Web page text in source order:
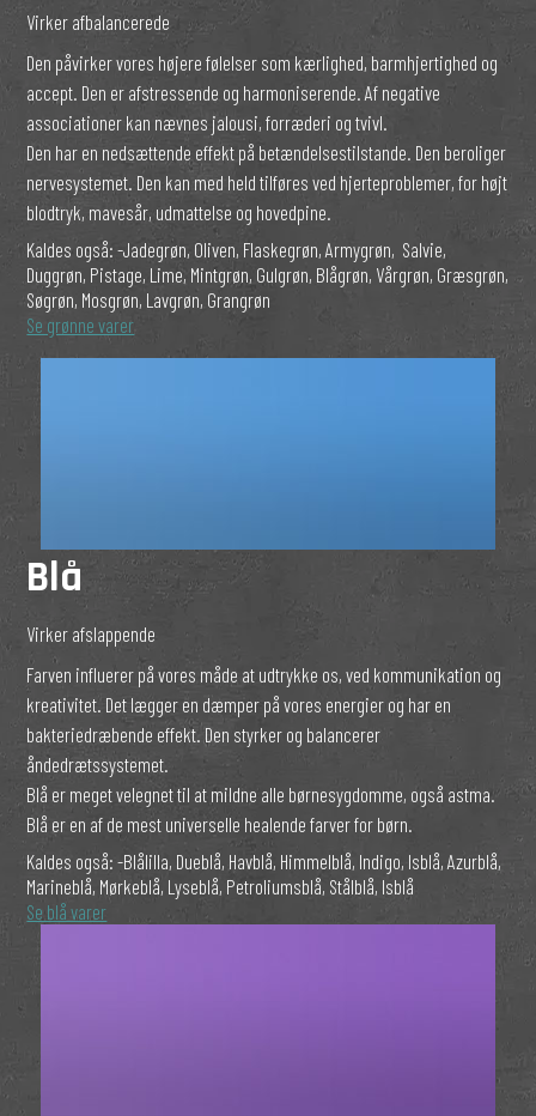
Virker afbalancerede
Den påvirker vores højere følelser som kærlighed, barmhjertighed og
accept. Den er afstressende og harmoniserende. Af negative
associationer kan nævnes jalousi, forræderi og tvivl.
Den har en nedsættende effekt på betændelsestilstande. Den beroliger
nervesystemet. Den kan med held tilføres ved hjerteproblemer, for højt
blodtryk, mavesår, udmattelse og hovedpine.
Kaldes også:-Jadegrøn, Oliven, Flaskegrøn, Armygrøn, Salvie,
Duggrøn, Pistage, Lime, Mintgrøn, Gulgrøn, Blågrøn, Vårgrøn, Græsgrøn,
Søgrøn, Mosgrøn, Lavgrøn, Grangrøn
Se grønne varer
Blå
Virker afslappende
Farven influerer på vores måde at udtrykke os, ved kommunikation og
kreativitet. Det lægger en dæmper på vores energier og har en
bakteriedræbende effekt. Den styrker og balancerer
åndedrætssystemet.
Blå er meget velegnet til at mildne alle børnesygdomme, også astma.
Blå er en af de mest universelle healende farver for børn.
Kaldes også:-Blålilla, Dueblå, Havblå, Himmelblå, Indigo, Isblå, Azurblå,
Marineblå, Mørkeblå, Lyseblå, Petroliumsblå, Stålblå, Isblå
Se blå varer